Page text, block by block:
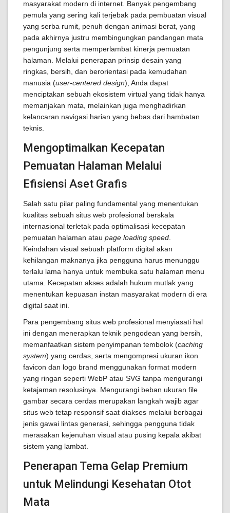
masyarakat modern di internet. Banyak pengembang
pemula yang sering kali terjebak pada pembuatan visual
yang serba rumit, penuh dengan animasi berat, yang
pada akhirnya justru membingungkan pandangan mata
pengunjung serta memperlambat kinerja pemuatan
halaman. Melalui penerapan prinsip desain yang
ringkas, bersih, dan berorientasi pada kemudahan
manusia (user-centered design), Anda dapat
menciptakan sebuah ekosistem virtual yang tidak hanya
memanjakan mata, melainkan juga menghadirkan
kelancaran navigasi harian yang bebas dari hambatan
teknis.
Mengoptimalkan Kecepatan
Pemuatan Halaman Melalui
Efisiensi Aset Grafis
Salah satu pilar paling fundamental yang menentukan
kualitas sebuah situs web profesional berskala
internasional terletak pada optimalisasi kecepatan
pemuatan halaman atau page loading speed
Keindahan visual sebuah platform digital akan
kehilangan maknanya jika pengguna harus menunggu
terlalu lama hanya untuk membuka satu halaman menu
utama. Kecepatan akses adalah hukum mutlak yang
menentukan kepuasan instan masyarakat modern di era
digital saat ini.
Para pengembang situs web profesional menyiasati hal
ini dengan menerapkan teknik pengodean yang bersih,
memanfaatkan sistem penyimpanan tembolok (caching
system) yang cerdas, serta mengompresi ukuran ikon
favicon dan logo brand menggunakan format modern
yang ringan seperti WebP atau SVG tanpa mengurangi
ketajaman resolusinya. Mengurangi beban ukuran file
gambar secara cerdas merupakan langkah wajib agar
situs web tetap responsif saat diakses melalui berbagai
jenis gawai lintas generasi, sehingga pengguna tidak
merasakan kejenuhan visual atau pusing kepala akibat
sistem yang lambat.
Penerapan Tema Gelap Premium
untuk Melindungi Kesehatan Otot
Mata